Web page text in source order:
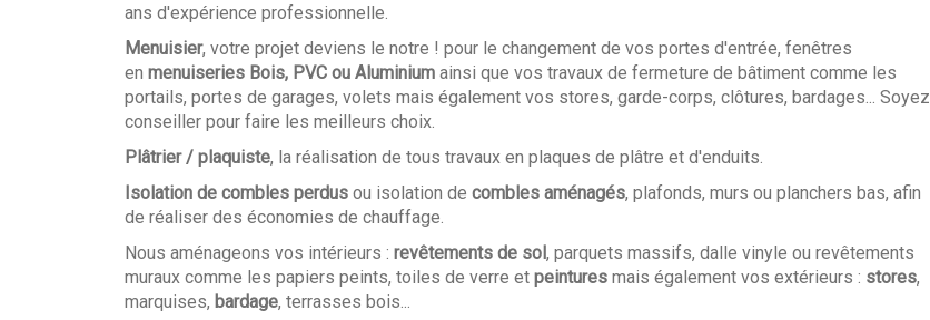
ans d'expérience professionnelle.
Menuisier, votre projet deviens le notre ! pour le changement de vos portes d'entrée, fenêtres
en menuiseries Bois, PVC ou Aluminium ainsi que vos travaux de fermeture de bâtiment comme les
portails, portes de garages, volets mais également vos stores, garde-corps, clôtures, bardages... Soyez
conseiller pour faire les meilleurs choix
Plâtrier / plaquiste, la réalisation de tous travaux en plaques de plâtre et d'enduits.
Isolation de combles perdus ou isolation de combles aménagés, plafonds, murs ou planchers bas, afin
de réaliser des économies de chauffage.
Nous aménageons vos intérieurs : revêtements de sol, parquets massifs, dalle vinyle ou revêtements
muraux comme les papiers peints, toiles de verre et peintures mais également vos extérieurs : stores,
marquises, bardage, terrasses bois...